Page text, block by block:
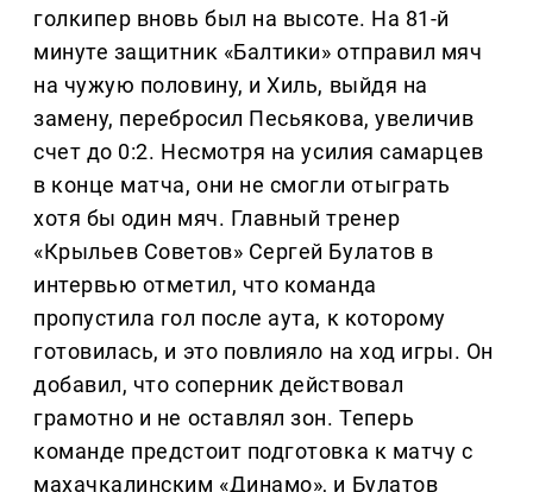
голкипер вновь был на высоте. На 81-й
минуте защитник «Балтики» отправил мяч
на чужую половину, и Хиль, выйдя на
замену, перебросил Песьякова, увеличив
счет до 0:2. Несмотря на усилия самарцев
в конце матча, они не смогли отыграть
хотя бы один мяч. Главный тренер
«Крыльев Советов» Сергей Булатов в
интервью отметил, что команда
пропустила гол после аута, к которому
готовилась, и это повлияло на ход игры. Он
добавил, что соперник действовал
грамотно и не оставлял зон. Теперь
команде предстоит подготовка к матчу с
махачкалинским «Динамо», и Булатов